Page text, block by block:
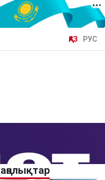
ҚАЗ РУС